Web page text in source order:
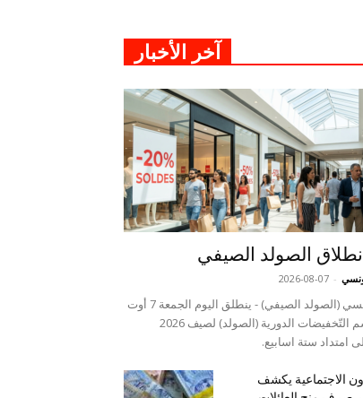
آخر الأخبار
إنطلاق الصولد الصيفي
-
2026-08-07
المنبر التونسي (الصولد الصيفي) - ينطلق اليوم الجمعة 7 أوت
2026، موسم التّخفيضات الدورية (الصولد) لصيف 2026
امتداد ستة اسابيع.
الاجتماعية يكشف